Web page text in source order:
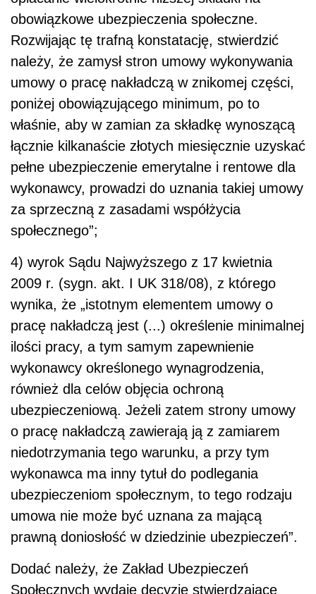
obowiązkowe ubezpieczenia społeczne.
Rozwijając tę trafną konstatację, stwierdzić
należy, że zamysł stron umowy wykonywania
umowy o pracę nakładczą w znikomej części,
poniżej obowiązującego minimum, po to
właśnie, aby w zamian za składkę wynoszącą
łącznie kilkanaście złotych miesięcznie uzyskać
pełne ubezpieczenie emerytalne i rentowe dla
wykonawcy, prowadzi do uznania takiej umowy
za sprzeczną z zasadami współżycia
społecznego”;
4) wyrok Sądu Najwyższego z 17 kwietnia
2009 r. (sygn. akt. I UK 318/08), z którego
wynika, że „istotnym elementem umowy o
pracę nakładczą jest (...) określenie minimalnej
ilości pracy, a tym samym zapewnienie
wykonawcy określonego wynagrodzenia,
również dla celów objęcia ochroną
ubezpieczeniową. Jeżeli zatem strony umowy
o pracę nakładczą zawierają ją z zamiarem
niedotrzymania tego warunku, a przy tym
wykonawca ma inny tytuł do podlegania
ubezpieczeniom społecznym, to tego rodzaju
umowa nie może być uznana za mającą
prawną doniosłość w dziedzinie ubezpieczeń”.
Dodać należy, że Zakład Ubezpieczeń
Społecznych wydaje decyzje stwierdzające